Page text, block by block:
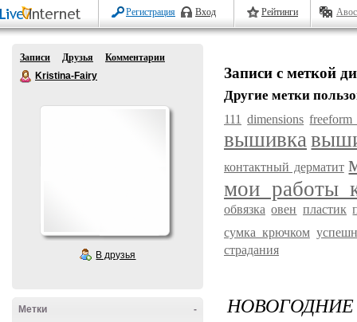
Регистрация Вход Рейтинги
Записи Друзья
Комментарии
Kristina-Fairy
В друзья
-
Метки
Записи с меткой
Другие метки
111 dimensions freeform
вышивка
контактный дерматит
мои
обвязка овен пластик
сумка крючком
страдания